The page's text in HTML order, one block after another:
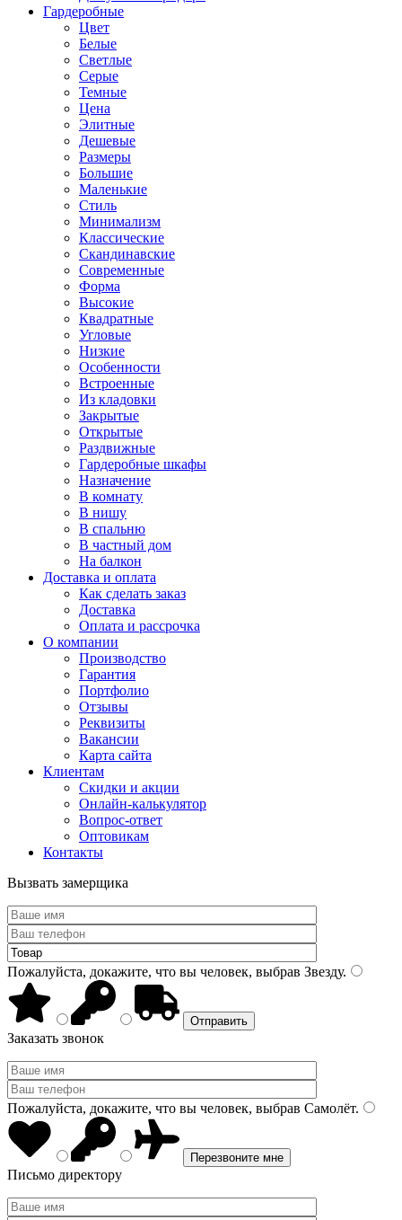
Гардеробные
Цвет
Белые
Светлые
Серые
Темные
Цена
Элитные
Дешевые
Размеры
Большие
Маленькие
Стиль
Минимализм
Классические
Скандинавские
Современные
Форма
Высокие
Квадратные
Угловые
Низкие
Особенности
Встроенные
Из кладовки
Закрытые
Открытые
Раздвижные
Гардеробные шкафы
Назначение
В комнату
В нишу
В спальню
В частный дом
На балкон
Доставка и оплата
Как сделать заказ
Доставка
Оплата и рассрочка
О компании
Производство
Гарантия
Портфолио
Отзывы
Реквизиты
Вакансии
Карта сайта
Клиентам
Скидки и акции
Онлайн-калькулятор
Вопрос-ответ
Оптовикам
Контакты
Вызвать замерщика
Пожалуйста, докажите, что вы человек, выбрав Звезду.
Заказать звонок
Пожалуйста, докажите, что вы человек, выбрав Самолёт.
Письмо директору